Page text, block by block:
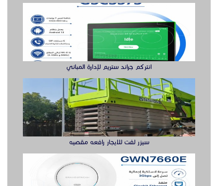
سيزر لفت للايجار رافعه مقصيه
أكس بوينت جراند ستريم
سويتش ريجي حل متكامل لتوسعة الشبكة